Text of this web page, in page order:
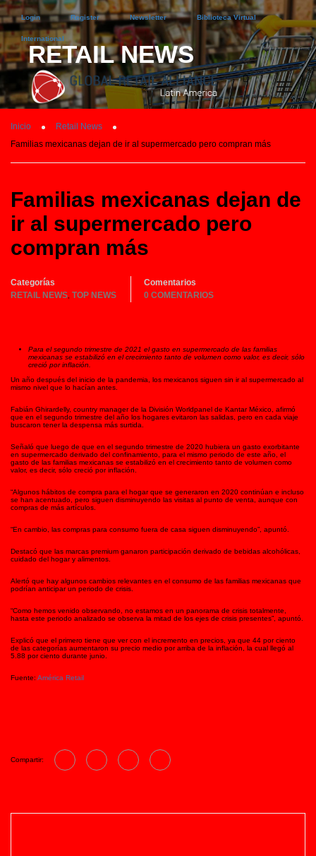
Login Register Newsletter Biblioteca Virtual
International
RETAIL NEWS
Inicio
Retail News
Familias mexicanas dejan de ir al supermercado pero compran más
Familias mexicanas dejan de
ir al supermercado pero
compran más
Categorías
RETAIL NEWS TOP NEWS
Comentarios
0 COMENTARIOS
Para el segundo trimestre de 2021 el gasto en supermercado de las familias
mexicanas se estabilizó en el crecimiento tanto de volumen como valor, es decir, sólo
creció por inflación.
Un año después del inicio de la pandemia, los mexicanos siguen sin ir al supermercado al
mismo nivel que lo hacían antes.
Fabián Ghirardelly, country manager de la División Worldpanel de Kantar México, afirmó
que en el segundo trimestre del año los hogares evitaron las salidas, pero en cada viaje
buscaron tener la despensa más surtida.
Señaló que luego de que en el segundo trimestre de 2020 hubiera un gasto exorbitante
en supermercado derivado del confinamiento, para el mismo periodo de este año, el
gasto de las familias mexicanas se estabilizó en el crecimiento tanto de volumen como
valor, es decir, sólo creció por inflación.
“Algunos hábitos de compra para el hogar que se generaron en 2020 continúan e incluso
se han acentuado, pero siguen disminuyendo las visitas al punto de venta, aunque con
compras de más artículos.
“En cambio, las compras para consumo fuera de casa siguen disminuyendo”, apuntó.
Destacó que las marcas premium ganaron participación derivado de bebidas alcohólicas,
cuidado del hogar y alimentos.
Alertó que hay algunos cambios relevantes en el consumo de las familias mexicanas que
podrían anticipar un periodo de crisis.
“Como hemos venido observando, no estamos en un panorama de crisis totalmente,
hasta este periodo analizado se observa la mitad de los ejes de crisis presentes”, apuntó.
Explicó que el primero tiene que ver con el incremento en precios, ya que 44 por ciento
de las categorías aumentaron su precio medio por arriba de la inflación, la cual llegó al
5.88 por ciento durante junio.
Fuente: América Retail
Compartir: